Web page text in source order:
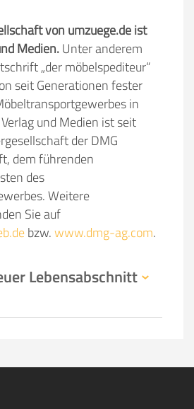
von umzuege.de ist
Medien.Unter anderem
„der möbelspediteur“
seit Generationen fester
in
und Medien ist seit
der DMG
dem führenden
des
Weitere
Sie auf
bzw.www.dmg-ag.com.
Lebensabschnitt